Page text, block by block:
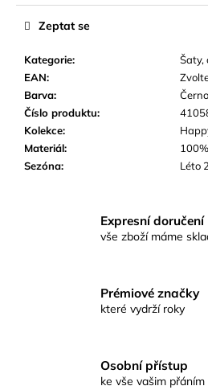
Kategorie:
Šaty,
EAN:
Barva:
Číslo produktu:
Kolekce:
Materiál:
Sezóna: Léto
Zeptat se
Expresní doručení
vše zboží máme
Prémiové značky
které vydrží roky
Osobní přístup
ke vše vašim přáním